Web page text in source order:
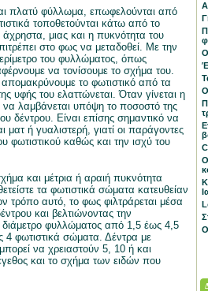
πλατύ φύλλωμα, επωφελούνται από
τοποθετούνται κάτω από το
μιας και η πυκνότητα του
στο φως να μεταδοθεί. Με την
του φυλλώματος, όπως
να τονίσουμε το σχήμα του.
το φωτιστικό από τα
υφής του ελαττώνεται. Όταν γίνεται η
να λαμβάνεται υπόψη το ποσοστό της
δέντρου. Είναι επίσης σημαντικό να
ή γυαλιστερή, γιατί οι παράγοντες
φωτιστικού καθώς και την ισχύ του
και μέτρια ή αραιή πυκνότητα
τα φωτιστικά σώματα κατευθείαν
αυτό, το φως φιλτράρεται μέσα
και βελτιώνοντας την
διάμετρο φυλλώματος από 1,5 έως 4,5
4 φωτιστικά σώματα. Δέντρα με
να χρειαστούν 5, 10 ή και
και το σχήμα των ειδών που
Ο
Ο
Ο
Ο